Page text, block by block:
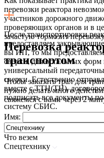
перевозки реактора
участников дорожного
проверяющих органов и в
зачастую тормозит
После транспортировки
предоставляем
вы ИП, то мы
сверки, для остальных
универсальный
сверки. Естественно
вместе с ТТН(ТН),
подписать все документы
систему СБИС.
Перевозка
транспортом
Чтобы заказать трал для
нужно делать много
свяжемся с вами через 2
Имя:
Что везем
Спецтехнику